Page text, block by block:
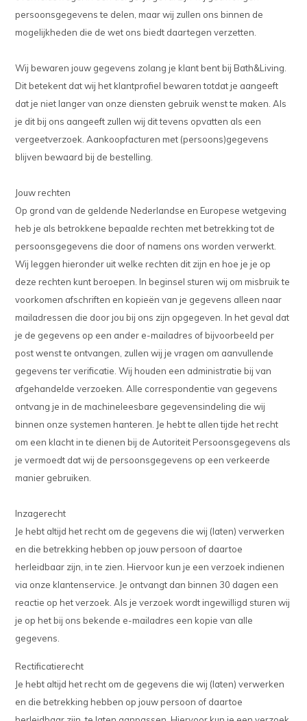
persoonsgegevens te delen, maar wij zullen ons binnen de
mogelijkheden die de wet ons biedt daartegen verzetten.
Wij bewaren jouw gegevens zolang je klant bent bij Bath&Living.
Dit betekent dat wij het klantprofiel bewaren totdat je aangeeft
dat je niet langer van onze diensten gebruik wenst te maken. Als
je dit bij ons aangeeft zullen wij dit tevens opvatten als een
vergeetverzoek. Aankoopfacturen met (persoons)gegevens
blijven bewaard bij de bestelling.
Jouw rechten
Op grond van de geldende Nederlandse en Europese wetgeving
heb je als betrokkene bepaalde rechten met betrekking tot de
persoonsgegevens die door of namens ons worden verwerkt.
Wij leggen hieronder uit welke rechten dit zijn en hoe je je op
deze rechten kunt beroepen. In beginsel sturen wij om misbruik te
voorkomen afschriften en kopieën van je gegevens alleen naar
mailadressen die door jou bij ons zijn opgegeven. In het geval dat
je de gegevens op een ander e-mailadres of bijvoorbeeld per
post wenst te ontvangen, zullen wij je vragen om aanvullende
gegevens ter verificatie. Wij houden een administratie bij van
afgehandelde verzoeken. Alle correspondentie van gegevens
ontvang je in de machineleesbare gegevensindeling die wij
binnen onze systemen hanteren. Je hebt te allen tijde het recht
om een klacht in te dienen bij de Autoriteit Persoonsgegevens als
je vermoedt dat wij de persoonsgegevens op een verkeerde
manier gebruiken.
Inzagerecht
Je hebt altijd het recht om de gegevens die wij (laten) verwerken
en die betrekking hebben op jouw persoon of daartoe
herleidbaar zijn, in te zien. Hiervoor kun je een verzoek indienen
via onze klantenservice. Je ontvangt dan binnen 30 dagen een
reactie op het verzoek. Als je verzoek wordt ingewilligd sturen wij
je op het bij ons bekende e-mailadres een kopie van alle
gegevens.
Rectificatierecht
Je hebt altijd het recht om de gegevens die wij (laten) verwerken
en die betrekking hebben op jouw persoon of daartoe